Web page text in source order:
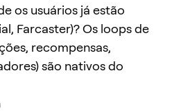
os usuários já estão
Farcaster)? Os loops de
recompensas,
são nativos do